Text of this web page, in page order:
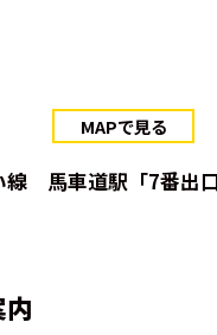
MAPで見る
線 馬車道駅「7番出